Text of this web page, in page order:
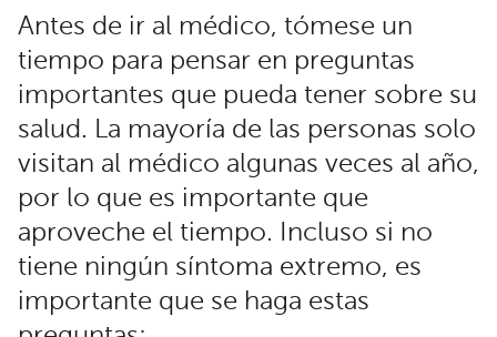
Antes de ir al médico, tómese un
tiempo para pensar en preguntas
importantes que pueda tener sobre su
salud. La mayoría de las personas solo
visitan al médico algunas veces al año,
por lo que es importante que
aproveche el tiempo. Incluso si no
tiene ningún síntoma extremo, es
importante que se haga estas